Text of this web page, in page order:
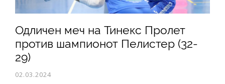
Одличен меч на Тинекс Пролет
против шампионот Пелистер (32-
29)
02.03.2024